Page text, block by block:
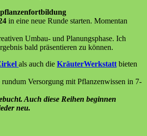
in eine neue Runde starten. Momentan
Umbau- und Planungsphase. Ich
bald präsentieren zu können.
als auch die KräuterWerkstatt bieten
Versorgung mit Pflanzenwissen in 7-
Auch diese Reihen beginnen
neu.